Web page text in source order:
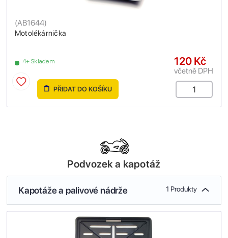
Motolékárnička
(AB1644)
4+ Skladem 120 Kč
včetně DPH
PŘIDAT DO KOŠÍKU
Podvozek a kapotáž
Kapotáže a palivové nádrže 1 Produkty